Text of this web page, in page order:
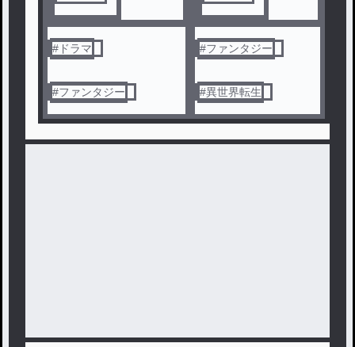
# ドラマ
#ファンタジー
#ファンタジー
#異世界転生